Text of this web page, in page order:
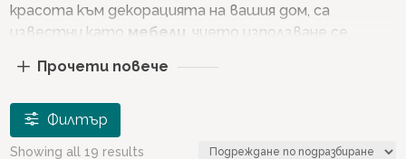
красота към декорацията на вашия дом, са
известни като мебели , чието използване се
известни още катоL
тесни пространства.
Когато предпочитате светлите цветове на
Прочети повече
Филтър
Showing all 19 results